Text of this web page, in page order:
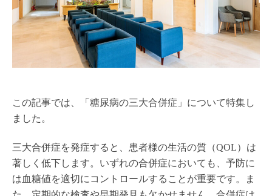
この記事では、「糖尿病の三大合併症」について特集し
ました。
三大合併症を発症すると、患者様の生活の質（QOL）は
著しく低下します。いずれの合併症においても、予防に
は血糖値を適切にコントロールすることが重要です。ま